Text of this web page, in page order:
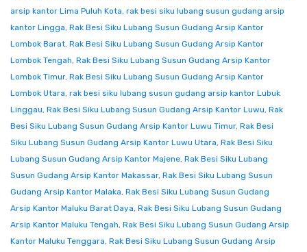
arsip kantor Lima Puluh Kota, rak besi siku lubang susun gudang arsip
kantor Lingga, Rak Besi Siku Lubang Susun Gudang Arsip Kantor
Lombok Barat, Rak Besi Siku Lubang Susun Gudang Arsip Kantor
Lombok Tengah, Rak Besi Siku Lubang Susun Gudang Arsip Kantor
Lombok Timur, Rak Besi Siku Lubang Susun Gudang Arsip Kantor
Lombok Utara, rak besi siku lubang susun gudang arsip kantor Lubuk
Linggau, Rak Besi Siku Lubang Susun Gudang Arsip Kantor Luwu, Rak
Besi Siku Lubang Susun Gudang Arsip Kantor Luwu Timur, Rak Besi
Siku Lubang Susun Gudang Arsip Kantor Luwu Utara, Rak Besi Siku
Lubang Susun Gudang Arsip Kantor Majene, Rak Besi Siku Lubang
Susun Gudang Arsip Kantor Makassar, Rak Besi Siku Lubang Susun
Gudang Arsip Kantor Malaka, Rak Besi Siku Lubang Susun Gudang
Arsip Kantor Maluku Barat Daya, Rak Besi Siku Lubang Susun Gudang
Arsip Kantor Maluku Tengah, Rak Besi Siku Lubang Susun Gudang Arsip
Kantor Maluku Tenggara, Rak Besi Siku Lubang Susun Gudang Arsip